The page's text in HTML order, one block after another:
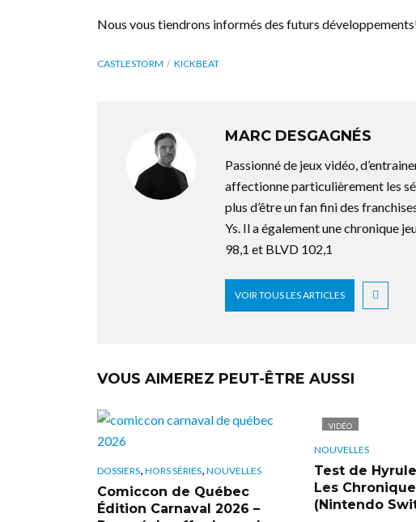
Nous vous tiendrons informés des futurs
CASTLESTORM KICKBEAT
MARC DESGAGNÉS
Passionné de jeux vidéo,
affectionne particulièrement les
plus d’être un fan fini des
Ys. Il a également une chronique
98,1 et BLVD 102,1
VOIR TOUS LES ARTICLES
VOUS AIMEREZ PEUT-ÊTRE AUSSI
DOSSIERS, HORS SÉRIES, NOUVELLES
Comiccon de Québec
Édition Carnaval 2026 –
VIDÉO
NOUVELLES
Test de
Les
(Nintendo